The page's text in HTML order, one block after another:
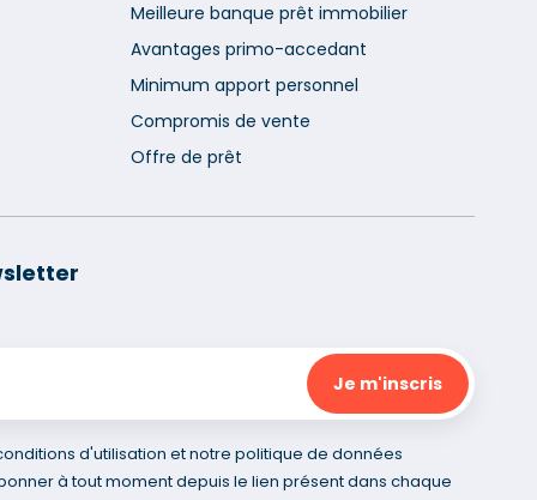
Meilleure banque prêt immobilier
Avantages primo-accedant
Minimum apport personnel
Compromis de vente
Offre de prêt
d'utilisation et notre politique de données
à tout moment depuis le lien présent dans chaque